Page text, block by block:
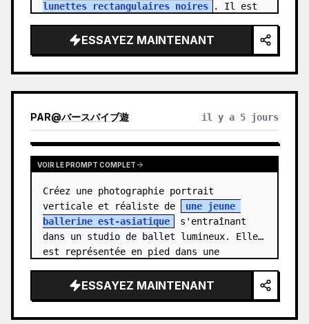
lunettes rectangulaires noires
. Il est
ESSAYEZ MAINTENANT
PAR@バースバイブ遊 il y a 5 jours
VOIR LE PROMPT COMPLET
Créez une photographie portrait
verticale et réaliste de
une jeune
ballerine est-asiatique
s'entraînant
dans un studio de ballet lumineux. Elle
est représentée en pied dans une
: un pi…ESSAYEZ MAINTENANT